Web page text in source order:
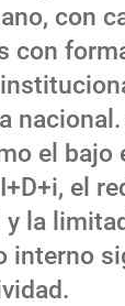
con
con
el bajo
el
y la
interno